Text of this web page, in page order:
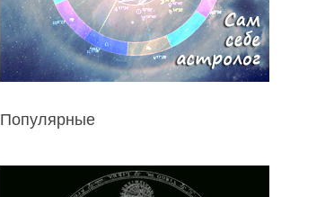
Популярные